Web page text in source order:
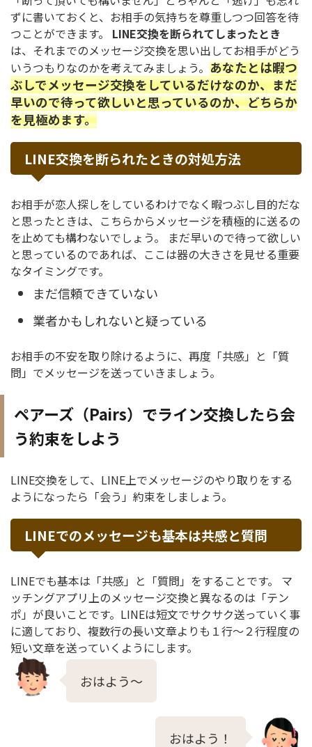
ずに書いておくと、お相手の気持ちを尊重しつつ回答を待
つことができます。 LINE交換を断られてしまったとき
は、それまでのメッセージ交換を思い出してお相手がどう
いうつもりなのかを考えてみましょう。 あなたとは暇つ
ぶしでメッセージ交換をしているだけなのか、まだ
早いので待って欲しいと思っているのか、どちらか
を見極めます。
LINE交換を断られたときの対処方法
お相手が恋人探しをしているわけでなく暇つぶし目的だな
と思ったときは、こちらからメッセージを積極的に送るの
を止めても構わないでしょう。 まだ早いので待って欲しい
と思っているのであれば、ここは器の大きさを見せる重要
なタイミングです。
まだ信頼できていない
業者かもしれないと疑っている
お相手の不安を取り除けるように、再度「共感」と「質
問」でメッセージを送っていきましょう。
ペアーズ（Pairs）でライン交換したら会
う約束をしよう
LINE交換をして、LINE上でメッセージのやり取りをする
ようになったら「会う」約束をしましょう。
LINEでのメッセージも基本は共感と質問
LINEでも基本は「共感」と「質問」をすることです。 マ
ッチングアプリ上のメッセージ交換と異なるのは「テン
ポ」が良いことです。LINEは短文でサクサク送っていく事
に適しており、複数行の長い文章よりも１行〜２行程度の
短い文章を送っていくようにします。
おはよう〜
おはよう！